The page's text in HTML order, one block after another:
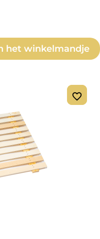
de
het winkelmandje